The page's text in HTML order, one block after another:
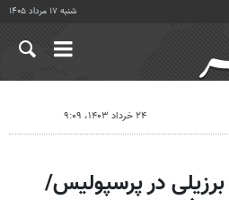
شنبه ۱۷ مرداد ۱۴۰۵
۲۴ خرداد ۱۴۰۳، ۹:۰۹
در پرسپولیس/